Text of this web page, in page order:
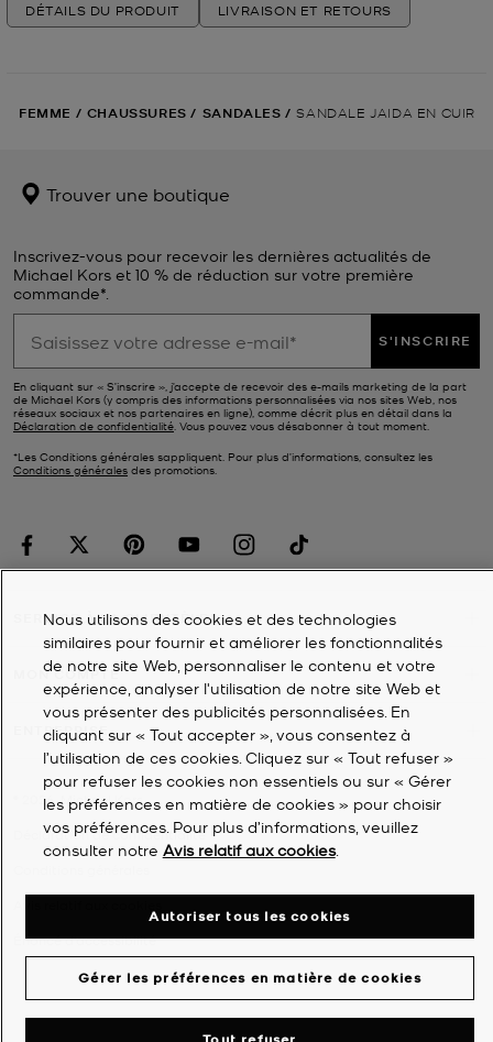
DÉTAILS DU PRODUIT LIVRAISON ET RETOURS
FEMME / CHAUSSURES / SANDALES / SANDALE JAIDA EN CUIR
Trouver une boutique
Inscrivez-vous pour recevoir les dernières actualités de
Michael Kors et 10 % de réduction sur votre première
commande*.
S'INSCRIRE
En cliquant sur « S’inscrire », j’accepte de recevoir des e-mails marketing de la part
de Michael Kors (y compris des informations personnalisées via nos sites Web, nos
réseaux sociaux et nos partenaires en ligne), comme décrit plus en détail dans la
Déclaration de confidentialité. Vous pouvez vous désabonner à tout moment.
*Les Conditions générales sappliquent. Pour plus d’informations, consultez les
Conditions générales des promotions.
SERVICE À LA CLIENTÈLE
MON COMPTE
ENTREPRISE
2026Michael Kors
Déclaration de confidentialité
Énoncé d'accessibilité
Nous utilisons des cookies et des technologies
similaires pour fournir et améliorer les fonctionnalités
de notre site Web, personnaliser le contenu et votre
expérience, analyser l'utilisation de notre site Web et
vous présenter des publicités personnalisées. En
cliquant sur « Tout accepter », vous consentez à
l’utilisation de ces cookies. Cliquez sur « Tout refuser »
pour refuser les cookies non essentiels ou sur « Gérer
les préférences en matière de cookies » pour choisir
vos préférences. Pour plus d’informations, veuillez
consulter notre Avis relatif aux cookies.
Gérer les préférences en matière de cookies
Autoriser tous les cookies